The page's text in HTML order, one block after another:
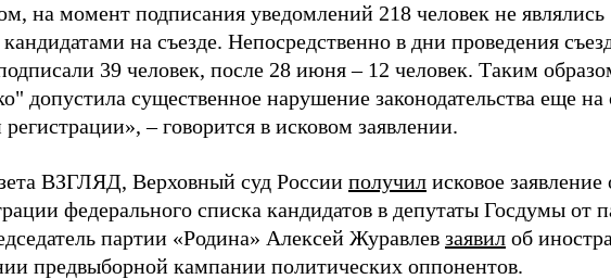
на момент подписания уведомлений 218 человек не являлись
на съезде. Непосредственно в дни проведения
39 человек, после 28 июня – 12 человек. Таким
допустила существенное нарушение законодательства еще на
– говорится в исковом заявлении.
ВЗГЛЯД, Верховный суд России получил исковое заявление
федерального списка кандидатов в депутаты Госдумы от
партии «Родина» Алексей Журавлев заявил об
предвыборной кампании политических оппонентов.